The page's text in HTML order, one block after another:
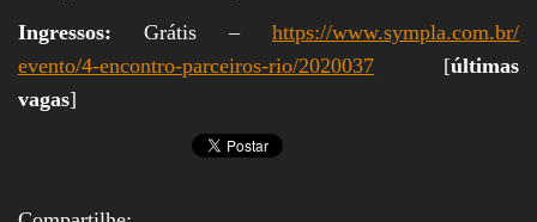
Ingressos: Grátis – https://www.sympla.com.br/
evento/4-encontro-parceiros-rio/2020037 [últimas
vagas]